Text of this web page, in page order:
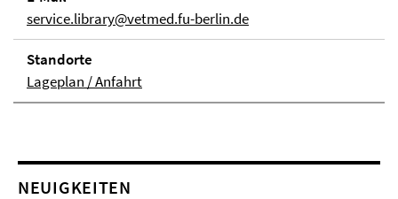
service.library@vetmed.fu-berlin.de
Stand­orte
Lageplan / Anfahrt
NEUIGKEITEN